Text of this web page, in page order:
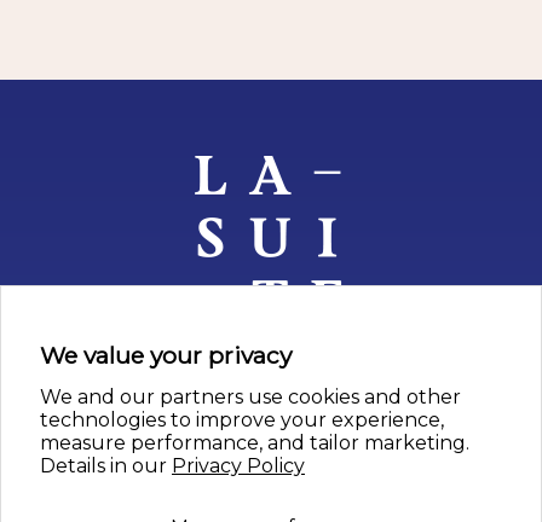
nos artistes
depuis 1957
We value your privacy
We and our partners use cookies and other
technologies to improve your experience,
measure performance, and tailor marketing.
Details in our Privacy Policy